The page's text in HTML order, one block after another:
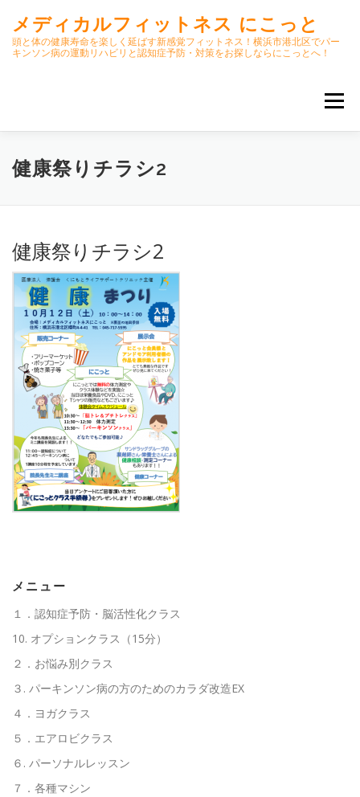
ッ
メディカルフィットネス にこっと
頭と体の健康寿命を楽しく延ばす新感覚フィットネス！横浜市港北区でパー
キンソン病の運動リハビリと認知症予防・対策をお探しならにこっとへ！
メニュー
ホーム ごあいさつ
オンラインクラス(GOOGLE MEET)
パーキンソン体操リハビリ動画DVD
高齢者向けおすすめ脳トレプリント
スタッフ紹介／求人情報
パーキンソン病関連記事
健康祭りチラシ2
健康祭りチラシ2
メニュー
１．認知症予防・脳活性化クラス
10. オプションクラス（15分）
２．お悩み別クラス
３. パーキンソン病の方のためのカラダ改造EX
４．ヨガクラス
５．エアロビクラス
６. パーソナルレッスン
７．各種マシン